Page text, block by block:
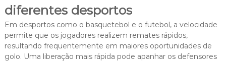
diferentes desportos
Em desportos como o basquetebol e o futebol, a velocidade
permite que os jogadores realizem remates rápidos,
resultando frequentemente em maiores oportunidades de
golo. Uma liberação mais rápida pode apanhar os defensores